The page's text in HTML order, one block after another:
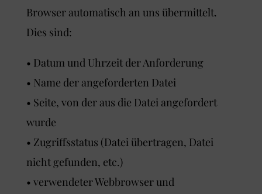
Browser automatisch an uns übermittelt.
Dies sind:
• Datum und Uhrzeit der Anforderung
• Name der angeforderten Datei
• Seite, von der aus die Datei angefordert
wurde
• Zugriffsstatus (Datei übertragen, Datei
nicht gefunden, etc.)
• verwendeter Webbrowser und